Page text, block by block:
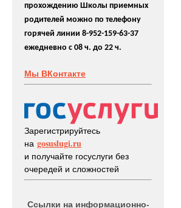
прохождению Школы приемных
родителей можно по телефону
горячей линии 8-952-159-63-37
ежедневно с 08 ч. до 22 ч.
Мы ВКонтакте
Зарегистрируйтесь
на gosuslugi.ru
и получайте госуслуги без
очередей и сложностей
Ссылки на информационно-